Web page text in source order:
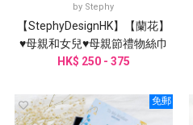
by Stephy
【StephyDesignHK】【蘭花】
♥母親和女兒♥母親節禮物絲巾
禮盒
HK$ 250 - 375
免郵